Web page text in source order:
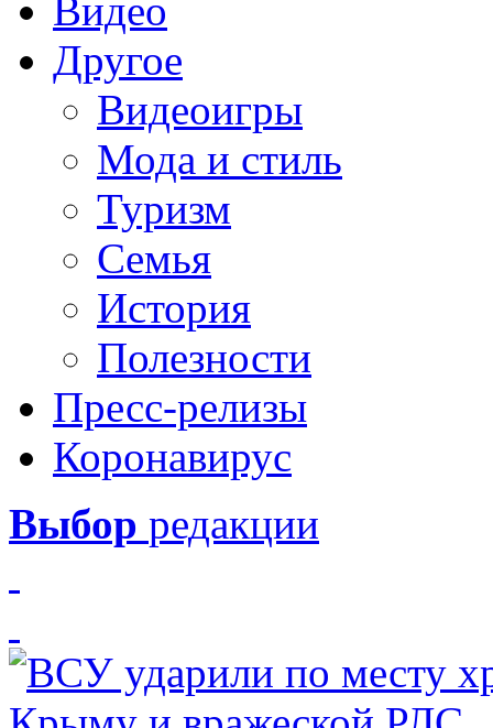
Видео
Другое
Видеоигры
Мода и стиль
Туризм
Семья
История
Полезности
Пресс-релизы
Коронавирус
Выбор редакции